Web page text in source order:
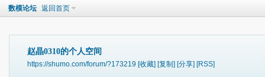
数模论坛 返回首页
赵晶0310的个人空间
https://shumo.com/forum/?173219 [收藏] [复制] [分享] [RSS]